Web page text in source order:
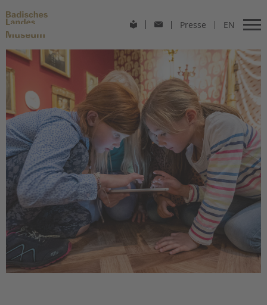
Presse EN